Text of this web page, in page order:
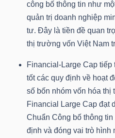
công bố thông tin như
quản trị doanh nghiệp
tư. Đây là tiền đề quan
thị trường vốn Việt Nam
Financial-Large Cap tiếp
tốt các quy định về hoạt
số bốn nhóm vốn hóa thị
Financial Large Cap đạt
Chuẩn Công bố thông
định và đóng vai trò hình
CÔNG
NGHIỆP
TIÊU
DÙNG
KHÔNG
THIẾT